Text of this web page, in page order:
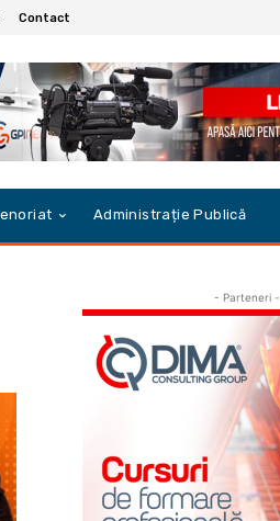
Contact
Administrație Publică
- Parteneri -